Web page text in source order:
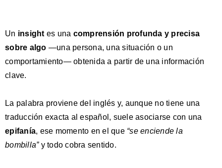
Un insight es una comprensión profunda y precisa
sobre algo —una persona, una situación o un
comportamiento— obtenida a partir de una información
clave.
La palabra proviene del inglés y, aunque no tiene una
traducción exacta al español, suele asociarse con una
epifanía, ese momento en el que “se enciende la
bombilla”y todo cobra sentido.